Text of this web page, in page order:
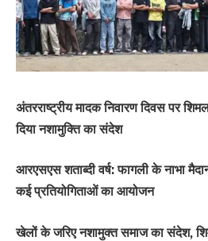
अंतरराष्ट्रीय मादक निवारण दिवस पर
दिया नशामुक्ति का संदेश
आरएसएस शताब्दी वर्ष: फागली के नाभा
कई प्रतियोगिताओं का आयोजन
खेलों के जरिए नशामुक्त समाज का संदेश,